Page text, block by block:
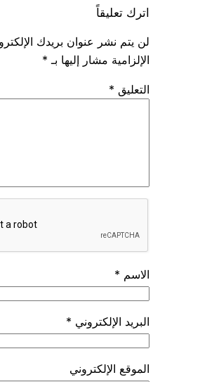
اترك تعليقاً
لن يتم نشر عنوان بريدك الإلكتروني.
الإلزامية مشار إليها بـ*
التعليق*
الاسم*
البريد الإلكتروني*
الموقع الإلكتروني